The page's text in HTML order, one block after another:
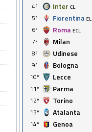
4º
Inter CL
5º
Fiorentina EL
6º
Roma ECL
7º
Milan
8º
Udinese
9º
Bologna
10º
Lecce
11º
Parma
12º
Torino
13º
Atalanta
14º
Genoa